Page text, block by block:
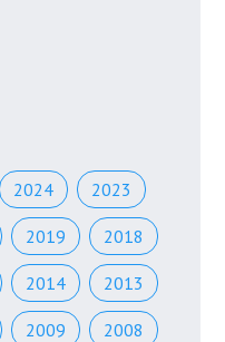
2024 2023
2019 2018
2014 2013
2009 2008